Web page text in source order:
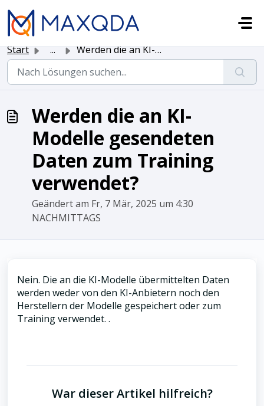
Zum hauptsächlichen Inhalt gehen
Start ... Werden die an KI-Modelle gesendeten Daten zum Training ve...
Werden die an KI-
Modelle gesendeten
Daten zum Training
verwendet?
Geändert am Fr, 7 Mär, 2025 um 4:30
NACHMITTAGS
Nein. Die an die KI-Modelle übermittelten Daten
werden weder von den KI-Anbietern noch den
Herstellern der Modelle gespeichert oder zum
Training verwendet. .
War dieser Artikel hilfreich?